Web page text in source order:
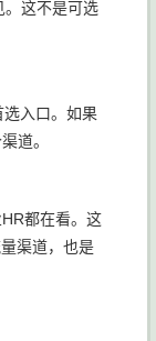
。这不是可选
入口。如果
道。
都在看。这
渠道，也是